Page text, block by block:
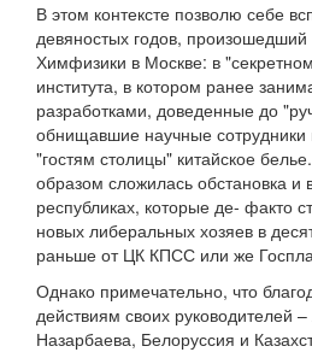
В этом контексте позволю себе
девяностых годов, произошедший
Химфизики в Москве: в
института, в котором ранее
разработками, доведенные до
обнищавшие научные
"гостям столицы" китайское
образом сложилась обстановка и
республиках, которые де- факто
новых либеральных хозяев в
раньше от ЦК КПСС или же
Однако примечательно, что
действиям своих руководителей
Назарбаева, Белоруссия и